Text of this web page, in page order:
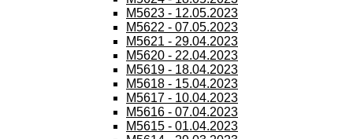
M5623 - 12.05.2023
M5622 - 07.05.2023
M5621 - 29.04.2023
M5620 - 22.04.2023
M5619 - 18.04.2023
M5618 - 15.04.2023
M5617 - 10.04.2023
M5616 - 07.04.2023
M5615 - 01.04.2023